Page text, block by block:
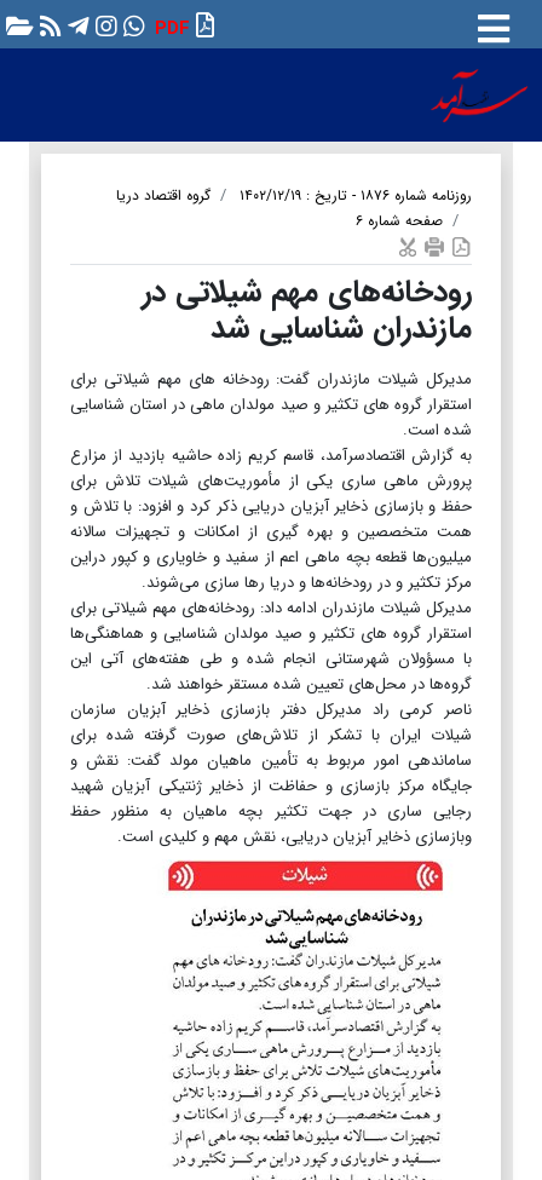
PDF
روزنامه شماره ۱۸۷۶ - تاریخ : ۱۴۰۲/۱۲/۱۹
گروه اقتصاد دریا
صفحه شماره ۶
رودخانه‌های مهم شیلاتی در
مازندران شناسایی شد
مدیرکل شیلات مازندران گفت: رودخانه های مهم شیلاتی برای
استقرار گروه های تکثیر و صید مولدان ماهی در استان شناسایی
شده است.
به گزارش اقتصادسرآمد، قاسم کریم زاده حاشیه بازدید از مزارع
پرورش ماهی ساری یکی از مأموریت‌های شیلات تلاش برای
حفظ و بازسازی ذخایر آبزیان دریایی ذکر کرد و افزود: با تلاش و
همت متخصصین و بهره گیری از امکانات و تجهیزات سالانه
میلیون‌ها قطعه بچه ماهی اعم از سفید و خاویاری و کپور دراین
مرکز تکثیر و در رودخانه‌ها و دریا رها سازی می‌شوند.
مدیرکل شیلات مازندران ادامه داد: رودخانه‌های مهم شیلاتی برای
استقرار گروه های تکثیر و صید مولدان شناسایی و هماهنگی‌ها
با مسؤولان شهرستانی انجام شده و طی هفته‌های آتی این
گروه‌ها در محل‌های تعیین شده مستقر خواهند شد.
ناصر کرمی راد مدیرکل دفتر بازسازی ذخایر آبزیان سازمان
شیلات ایران با تشکر از تلاش‌های صورت گرفته شده برای
ساماندهی امور مربوط به تأمین ماهیان مولد گفت: نقش و
جایگاه مرکز بازسازی و حفاظت از ذخایر ژنتیکی آبزیان شهید
رجایی ساری در جهت تکثیر بچه ماهیان به منظور حفظ
وبازسازی ذخایر آبزیان دریایی، نقش مهم و کلیدی است.